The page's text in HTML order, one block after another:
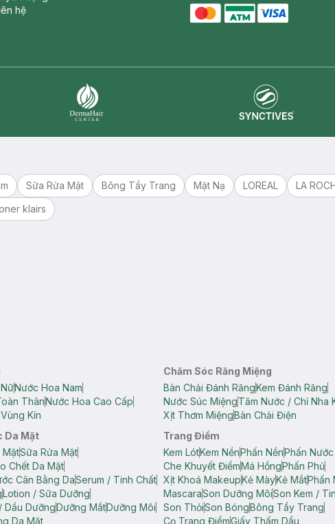
hệ
Sữa Rửa Mặt Bông Tẩy Trang Mặt Nạ LOREAL LA
klairs
Nước Hoa Nam
ThânNước Hoa Cao Cấp
Kín
Chăm Sóc Răng Miệng
Bàn Chải Đánh RăngKem Đánh Răng
Nước Súc MiệngTăm Nước / Chỉ Nha
Xịt Thơm MiệngBàn Chải Điện
Da Mặt
MặtSữa Rửa Mặt
Chết Da Mặt
Cân Bằng DaSerum / Tinh Chất
Lotion / Sữa Dưỡng
Dầu DưỡngDưỡng MắtDưỡng Môi
Da Mặt
Trang Điểm
Kem LótKem NềnPhấn NềnPhấn
Che Khuyết ĐiểmMá HồngPhấn Phủ
Xịt Khoá MakeupKẻ MàyKẻ MắtPhấn
MascaraSon Dưỡng MôiSon Kem /
Son ThỏiSon BóngBông Tẩy Trang
Cọ Trang ĐiểmGiấy Thấm Dầu